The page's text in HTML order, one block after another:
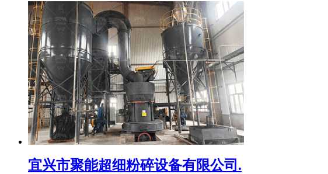
宜兴市聚能超细粉碎设备有限公司.